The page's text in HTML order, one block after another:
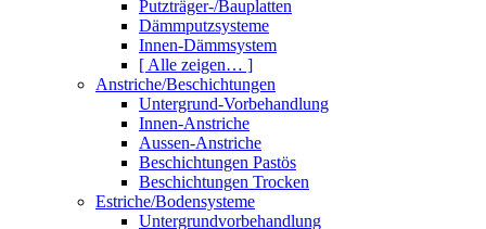
Putzträger-/Bauplatten
Dämmputzsysteme
Innen-Dämmsystem
[ Alle zeigen… ]
Anstriche/Beschichtungen
Untergrund-Vorbehandlung
Innen-Anstriche
Aussen-Anstriche
Beschichtungen Pastös
Beschichtungen Trocken
Estriche/Bodensysteme
Untergrundvorbehandlung